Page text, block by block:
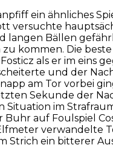
ein ähnliches
versuchte
langen Bällen
kommen. Die
als er im eins
und der
am Tor vorbei
Sekunde der
Situation im
Buhr auf Foulspiel
verwandelte
Strich ein bitterer